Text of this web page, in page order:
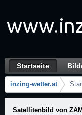
Update 2021!
Navigation
Startseite
Brotkrumen
inzing-wetter.at
Satellitenbild von